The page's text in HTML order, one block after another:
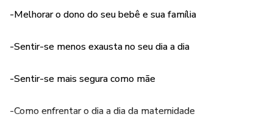
-Melhorar o dono do seu bebê e sua família
-Sentir-se menos exausta no seu dia a dia
-Sentir-se mais segura como mãe
-Como enfrentar o dia a dia da maternidade